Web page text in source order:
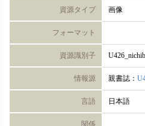
資源タイプ 画像
フォーマット
資源識別子
情報源 親書誌：
言語 日本語
関係